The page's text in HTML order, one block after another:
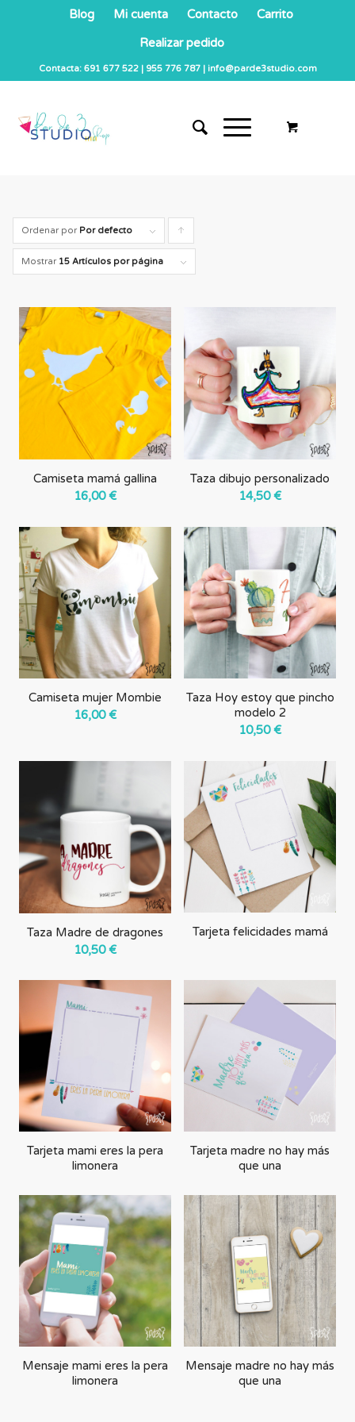
Blog Mi cuenta Contacto
Carrito
Realizar pedido
Contacta: 691 677 522 | 955 776 787 | info@parde3studio.com
Ordenar por Por defecto
cupones
de
forma
ascendente
Mostrar 15 Artículos por página
Camiseta mamá gallina
16,00€
Taza dibujo personalizado
14,50€
Camiseta mujer Mombie
16,00€
Taza Hoy estoy que pincho
modelo 2
10,50€
Taza Madre de dragones
10,50€
Tarjeta felicidades mamá
Tarjeta mami eres la pera
limonera
Tarjeta madre no hay más
que una
Mensaje mami eres la pera
limonera
Mensaje madre no hay más
que una